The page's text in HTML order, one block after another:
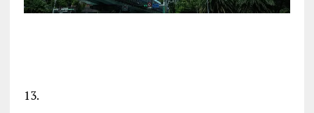
13.